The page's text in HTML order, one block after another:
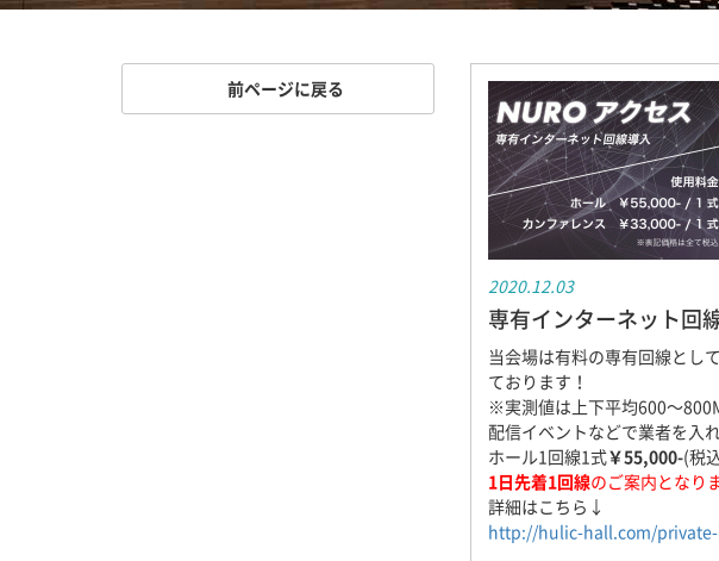
2020.12.03
専有インターネット回
当会場は有料の専有回線とし
ております！
※実測値は上下平均600～
配信イベントなどで業者を入
ホール1回線1式￥55,000-(税
1日先着1回線のご案内となり
詳細はこちら↓
http://hulic-hall.com/
前ページに戻る